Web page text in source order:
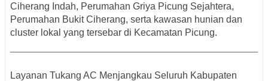
Ciherang Indah, Perumahan Griya Picung Sejahtera,
Perumahan Bukit Ciherang, serta kawasan hunian dan
cluster lokal yang tersebar di Kecamatan Picung.
Layanan Tukang AC Menjangkau Seluruh Kabupaten